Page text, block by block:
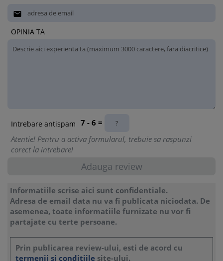

OPINIA TA
Intrebare antispam 7 - 6 =
Atentie! Pentru a activa formularul, trebuie sa raspunzi
corect la intrebare!
Informatiile scrise aici sunt confidentiale.
Adresa de email data nu va fi publicata niciodata. De
asemenea, toate informatiile furnizate nu vor fi
partajate cu terte persoane.
Prin publicarea review-ului, esti de acord cu
termenii si conditiile site-ului.